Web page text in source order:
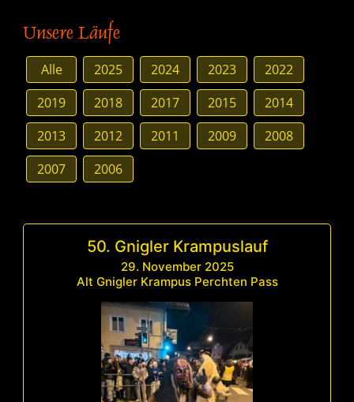
Unsere Läufe
Alle 2025 2024 2023
2022
2019
2018 2017 2015
2014
2013
2012 2011 2009
2008
2007
2006
50. Gnigler Krampuslauf
29. November 2025
Alt Gnigler Krampus Perchten Pass